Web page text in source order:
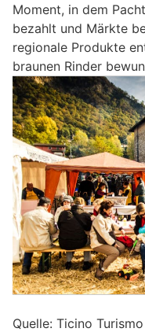
Moment, in dem
bezahlt und Märkte
regionale Produkte
braunen Rinder
Quelle: Ticino Turismo